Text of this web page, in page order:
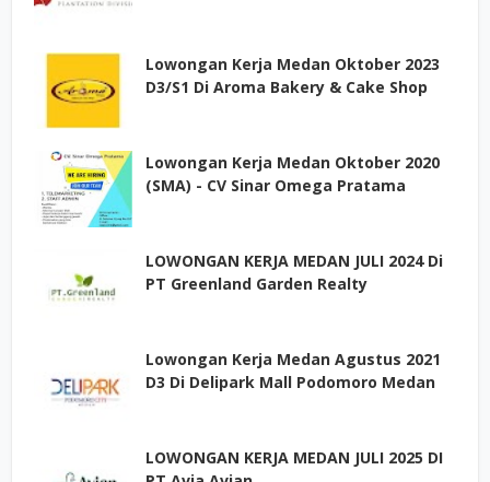
Lowongan Kerja Medan Oktober 2023
D3/S1 Di Aroma Bakery & Cake Shop
Lowongan Kerja Medan Oktober 2020
(SMA) - CV Sinar Omega Pratama
LOWONGAN KERJA MEDAN JULI 2024 Di
PT Greenland Garden Realty
Lowongan Kerja Medan Agustus 2021
D3 Di Delipark Mall Podomoro Medan
LOWONGAN KERJA MEDAN JULI 2025 DI